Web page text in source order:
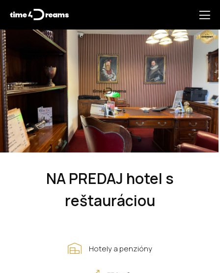
NA PREDAJ hotel s
reštauráciou
Hotely a penzióny